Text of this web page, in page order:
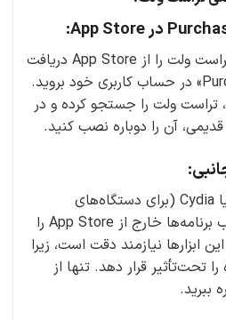
اگر پیش‌تر نسخه قدیمی تراست ولت را از App Store دریافت
کرده‌اید، به بخش «Purchased» در حساب کاربری خود بروید.
تراست ولت را جستجو کرده و در
آن را دوباره نصب کنید.
ابزارهایی مانند AltStore یا Cydia (برای دستگاه‌های
جیل‌بریک‌شده) امکان نصب برنامه‌ها خارج از App Store را
ابزارها نیازمند دقت است، زیرا
تحت‌تأثیر قرار دهد. تنها از
ببرید.